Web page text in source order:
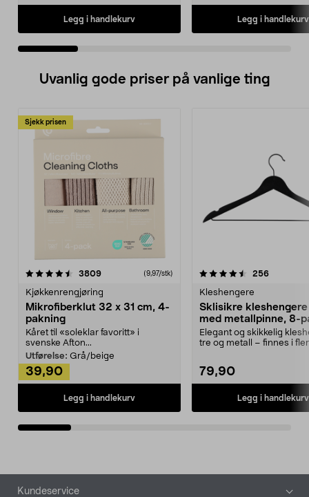
Legg i handlekurv Legg i handlekurv
Uvanlig gode priser på vanlige ting
Sjekk prisen
3809anmeldelser(9,97/stk)
Kjøkkenrengjøring
Mikrofiberklut 32 x 31 cm, 4-
pakning
Kåret til «soleklar favoritt» i
svenske Afton...
Utførelse: Grå/beige
39,90
Legg i handlekurv
4.5av 5 stjerner 256
Kleshengere
Sklisikre
med metallpinne, 8-
Elegant og skikkelig
tre og metall – finnes i
79,90
Legg i handlekurv
4.5av 5 stjerner
Bunntekst
Kundeservice